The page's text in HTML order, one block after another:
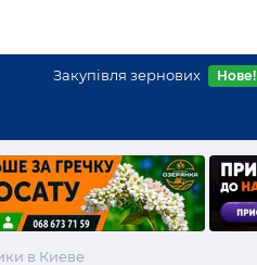
Закупівля зернових Нове!
в Киеве